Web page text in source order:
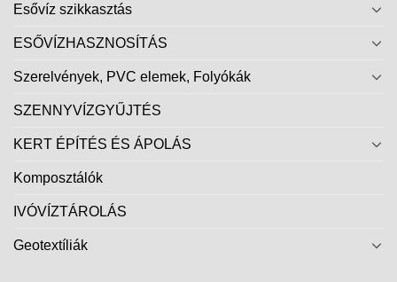
Esővíz szikkasztás
ESŐVÍZHASZNOSÍTÁS
Szerelvények, PVC elemek, Folyókák
SZENNYVÍZGYŰJTÉS
KERT ÉPÍTÉS ÉS ÁPOLÁS
Komposztálók
IVÓVÍZTÁROLÁS
Geotextíliák